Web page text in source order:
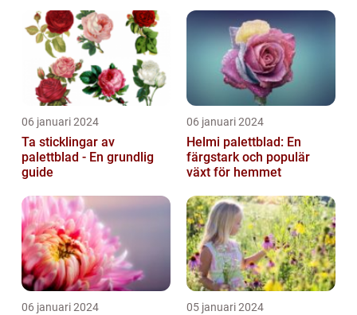
06 januari 2024
Ta sticklingar av
palettblad - En grundlig
guide
06 januari 2024
Helmi palettblad: En
färgstark och populär
växt för hemmet
06 januari 2024 05 januari 2024